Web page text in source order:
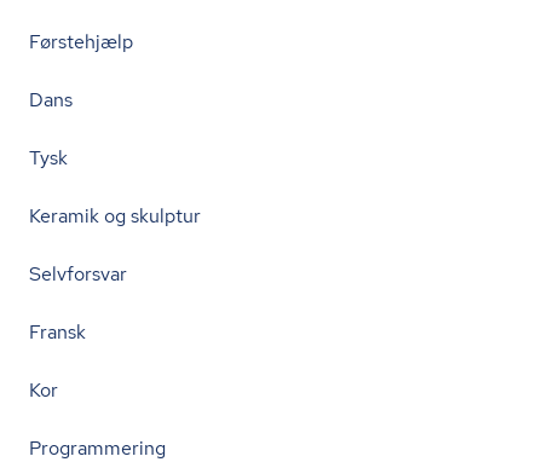
Førstehjælp
Dans
Tysk
Keramik og skulptur
Selvforsvar
Fransk
Kor
Programmering